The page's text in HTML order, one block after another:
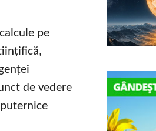
pe
de vedere